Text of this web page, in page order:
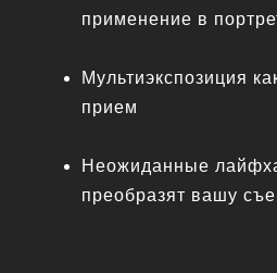
применение в
Мультиэкспозиция
прием
Неожиданные
преобразят вашу